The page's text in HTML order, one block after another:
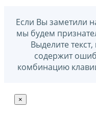
Если Вы заметили
мы будем
Выделите
содержит
комбинацию
×